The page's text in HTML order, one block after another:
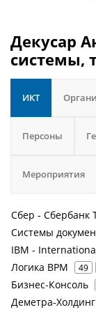
Декусар
системы,
ИКТ
Персоны
Мероприятия
Сбер - Сбербанк
Системы
IBM -
Логика BPM 49
Бизнес-Консоль
Деметра-